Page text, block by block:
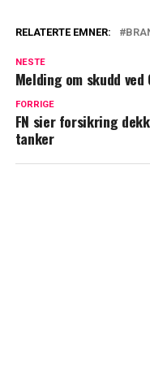
RELATERTE EMNER:
NESTE
Melding om skudd
FORRIGE
FN sier forsikring
tanker